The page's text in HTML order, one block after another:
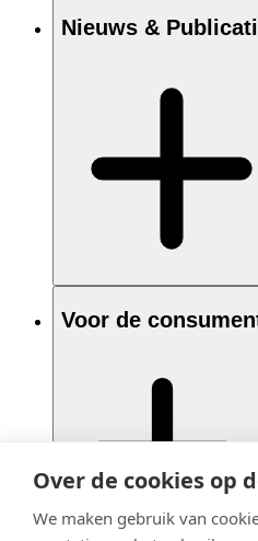
Over de cookies op
We maken gebruik van
Nieuws &
Voor de